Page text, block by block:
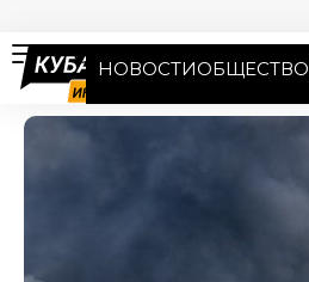
НОВОСТИОБЩЕСТВО